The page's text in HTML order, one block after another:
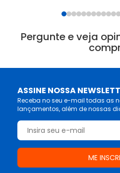
Pergunte e veja
ASSINE NOSSA
Receba no seu e-mail todas as
lançamentos, além de nossas